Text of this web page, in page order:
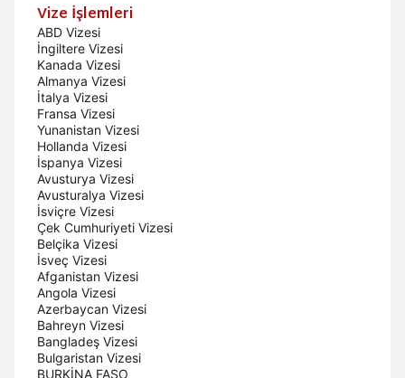
Vize İşlemleri
ABD Vizesi
İngiltere Vizesi
Kanada Vizesi
Almanya Vizesi
İtalya Vizesi
Fransa Vizesi
Yunanistan Vizesi
Hollanda Vizesi
İspanya Vizesi
Avusturya Vizesi
Avusturalya Vizesi
İsviçre Vizesi
Çek Cumhuriyeti Vizesi
Belçika Vizesi
İsveç Vizesi
Afganistan Vizesi
Angola Vizesi
Azerbaycan Vizesi
Bahreyn Vizesi
Bangladeş Vizesi
Bulgaristan Vizesi
BURKİNA FASO